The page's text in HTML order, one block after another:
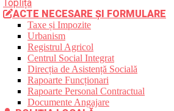
Toplița
ACTE NECESARE ȘI FORMULARE
Taxe și Impozite
Urbanism
Registrul Agricol
Centrul Social Integrat
Direcția de Asistență Socială
Rapoarte Funcționari
Rapoarte Personal Contractual
Documente Angajare